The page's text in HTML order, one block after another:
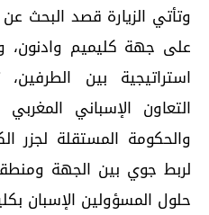
وتأتي الزيارة قصد البحث
على جهة كليميم وادنون،
استراتيجية بين
التعاون الإسباني
والحكومة المستقلة لجزر
لربط جوي بين الجهة
حلول المسؤولين الإسبان